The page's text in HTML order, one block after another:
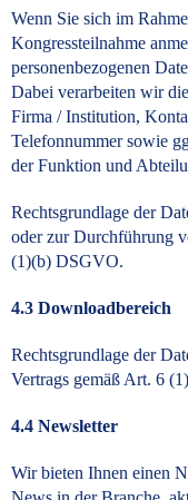
Wenn Sie sich im
Kongressteilnahme
personenbezogenen
Dabei verarbeiten wir
Firma / Institution,
Telefonnummer sowie
der Funktion und
Rechtsgrundlage der
oder zur Durchführung
(1)(b) DSGVO.
4.3 Downloadbereich
Rechtsgrundlage der
Vertrags gemäß Art. 6
4.4 Newsletter
Wir bieten Ihnen einen